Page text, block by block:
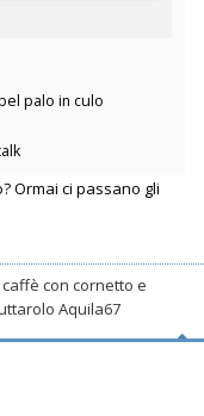
palo in culo
Ormai ci passano gli
con cornetto e
Aquila67